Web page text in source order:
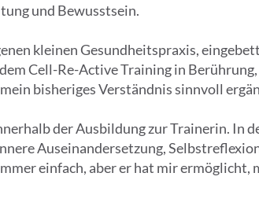
und Bewusstsein.
kleinen Gesundheitspraxis,
Cell-Re-Active Training in
bisheriges Verständnis sinnvoll
der Ausbildung zur Trainerin. In
Auseinandersetzung,
einfach, aber er hat mir ermöglicht,